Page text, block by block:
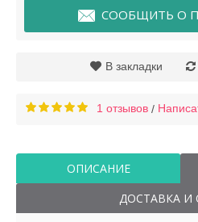
СООБЩИТЬ О
В закладки
1 отзывов /
ОПИСАНИЕ
ДОСТАВКА И